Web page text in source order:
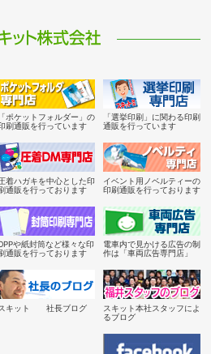
「ポケットフォルダー」の
刷通販を行っています
「選挙印刷」に関わる印刷
通販を行っています
圧着ハガキを中心とした印
通販を行っております
イベント用ノベルティーの
印刷通販を行っております
や紙封筒など様々な印
通販を行っております
電車内で見かける広告の制
作は「車両広告専門店」
キット 社長ブログ
スキット本社スタッフによ
るブログ